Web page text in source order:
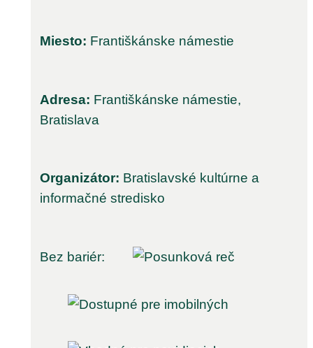
Miesto: Františkánske námestie
Adresa: Františkánske námestie,
Bratislava
Organizátor: Bratislavské kultúrne a
informačné stredisko
Bez bariér: